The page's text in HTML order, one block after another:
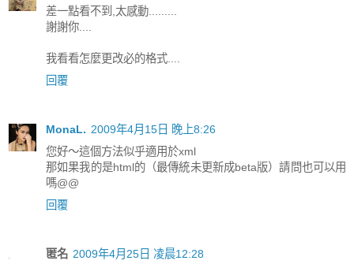
差一點看不到,太感動.........
謝謝你....
我看看怎麼更改必的格式....
回覆
MonaL. 2009年4月15日 晚上8:26
您好～這個方法似乎適用於xml
那如果我的是html的（最傳統未更新成beta版）請問也可以用
嗎@@
回覆
匿名 2009年4月25日 凌晨12:28